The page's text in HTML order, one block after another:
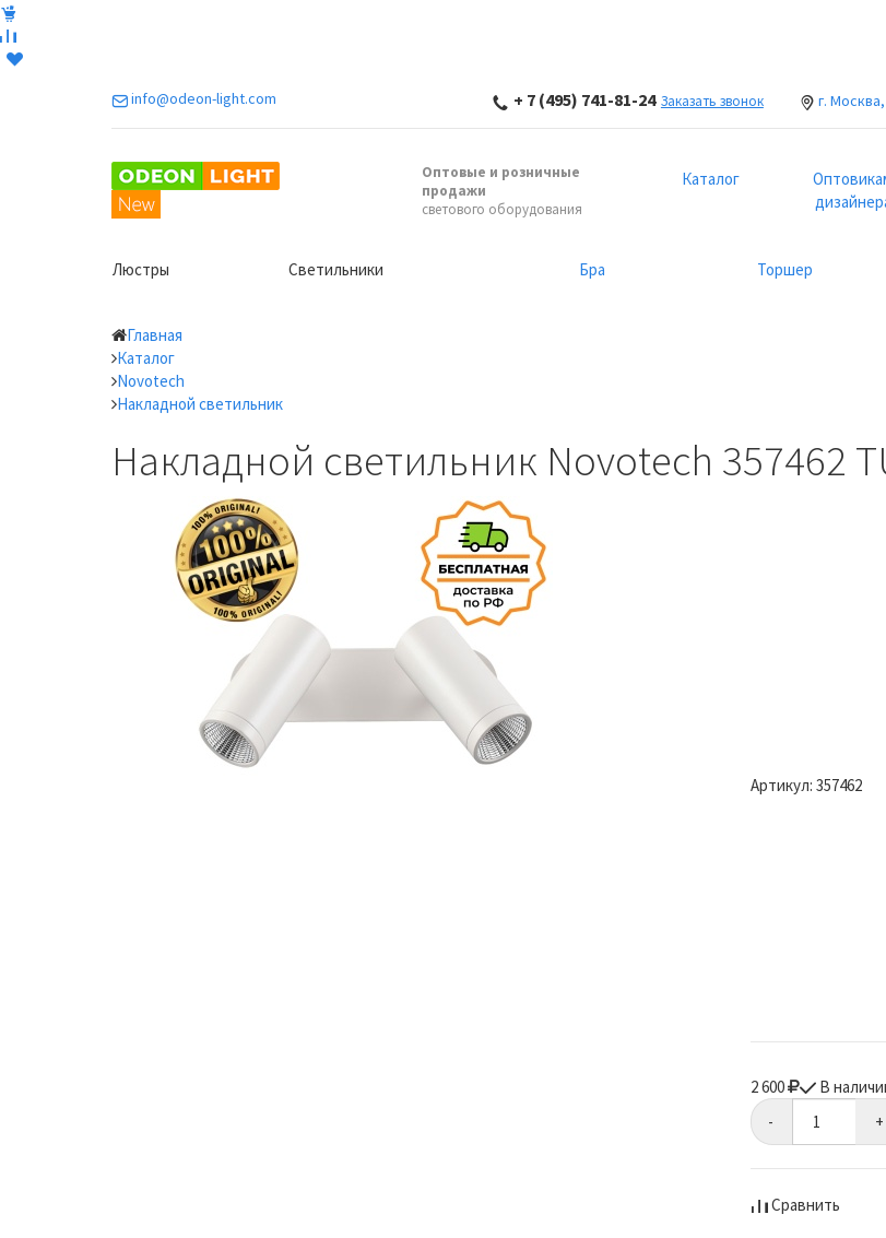
info@odeon-light.com + 7 (495) 741-81-24 Заказать звонок г.
Оптовые и розничные
продажи
светового оборудования
Каталог
Люстры Светильники Бра Торшер
Главная
Каталог
Novotech
Накладной светильник
Накладной светильник Novotech 357462
Артикул: 357462
2 600
В
-
+
Сравнить